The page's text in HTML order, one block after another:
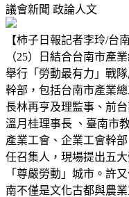
議會新聞 政論人文
【柿子日報記者李玲/台
（25）日結合台南市產
舉行「勞動最有力」戰
幹部，包括台南市產業
長林再亨及理監事、前
溫月桂理事長 、臺南市
產業工會、企業工會幹
任召集人，現場提出五
「尊嚴勞動」城市。許
南不僅是文化古都與農